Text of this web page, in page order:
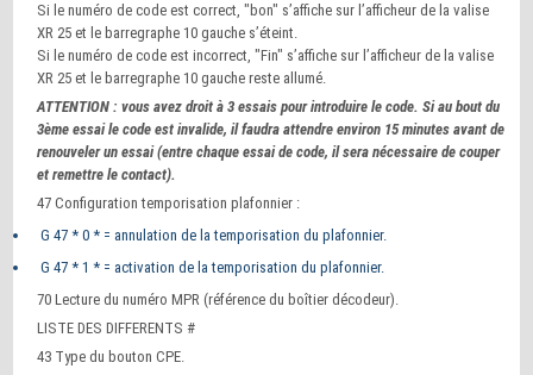
Si le numéro de code est correct, "bon" s’affiche sur l’afficheur de la valise
XR 25 et le barregraphe 10 gauche s’éteint.
Si le numéro de code est incorrect, "Fin" s’affiche sur l’afficheur de la valise
XR 25 et le barregraphe 10 gauche reste allumé.
ATTENTION : vous avez droit à 3 essais pour introduire le code. Si au bout du
3ème essai le code est invalide, il faudra attendre environ 15 minutes avant de
renouveler un essai (entre chaque essai de code, il sera nécessaire de couper
et remettre le contact).
47 Configuration temporisation plafonnier :
G 47 * 0 * = annulation de la temporisation du plafonnier.
G 47 * 1 * = activation de la temporisation du plafonnier.
70 Lecture du numéro MPR (référence du boîtier décodeur).
LISTE DES DIFFERENTS #
43 Type du bouton CPE.